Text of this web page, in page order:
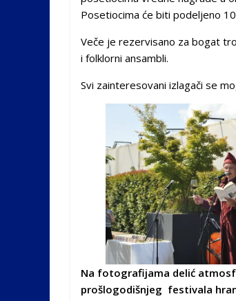
Posetiocima će biti podeljeno
Veče je rezervisano za bogat
i folklorni ansambli.
Svi zainteresovani izlagači se
Na fotografijama delić
prošlogodišnjeg festivala